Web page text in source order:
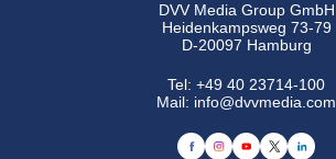
DVV Media Group GmbH
Heidenkampsweg 73-79
D-20097 Hamburg
Tel:+49 40 23714-100
Mail: info@dvvmedia.com